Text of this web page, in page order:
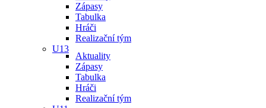
Zápasy
Tabulka
Hráči
Realizační tým
U13
Aktuality
Zápasy
Tabulka
Hráči
Realizační tým